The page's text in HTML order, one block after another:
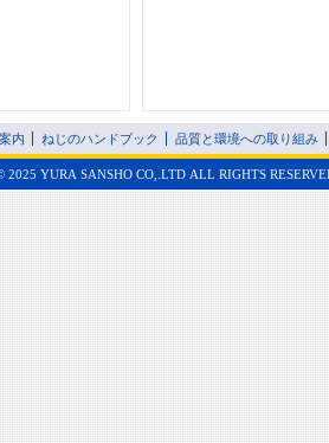
内 ねじのハンドブック 品質と環境への取り組み
2025 YURA SANSHO CO,.LTD ALL RIGHTS